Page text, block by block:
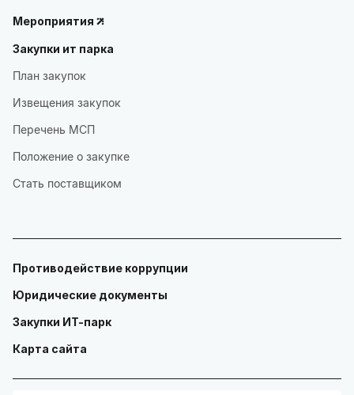
Мероприятия
Закупки ит парка
План закупок
Извещения закупок
Перечень МСП
Положение о закупке
Стать поставщиком
Противодействие коррупции
Юридические документы
Закупки ИТ-парк
Карта сайта